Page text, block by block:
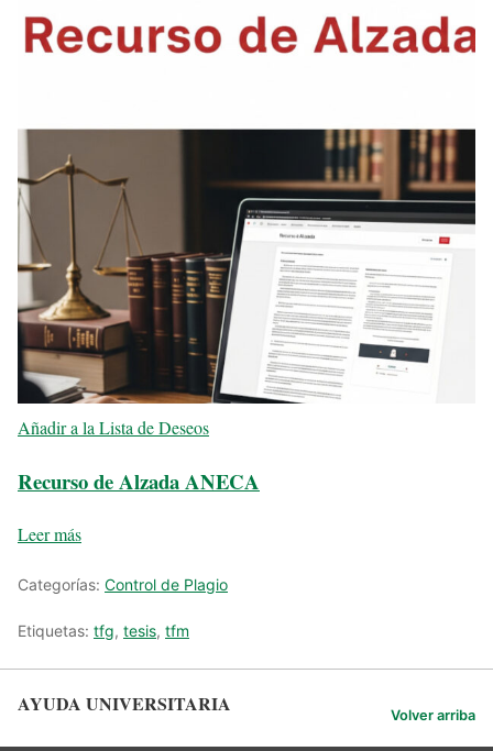
Añadir a la Lista de Deseos
Recurso de Alzada ANECA
Leer más
Categorías: Control de Plagio
Etiquetas: tfg, tesis, tfm
AYUDA UNIVERSITARIA Volver arriba